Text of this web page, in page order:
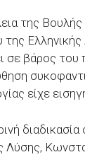
της Βουλής
σε βάρος του
είχε
Λύσης,